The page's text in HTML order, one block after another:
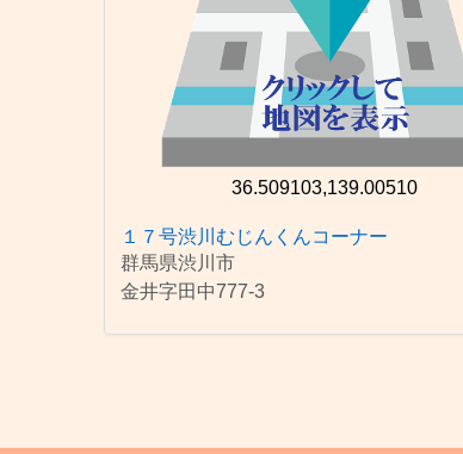
36.509103,139.00510
１７号渋川むじんくんコーナー
群馬県渋川市
金井字田中777-3